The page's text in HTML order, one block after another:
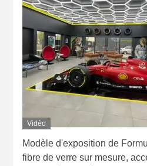
Vidéo
Modèle d'exposition de
fibre de verre sur mesure,